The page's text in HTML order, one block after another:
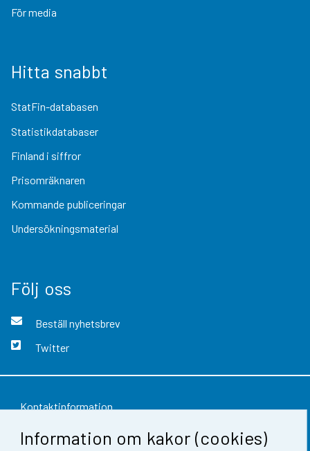
Information om kakor (cookies)
För media
Hitta snabbt
StatFin-databasen
Statistikdatabaser
Finland i siffror
Prisomräknaren
Kommande publiceringar
Undersökningsmaterial
Följ oss
Beställ nyhetsbrev
Twitter
Kontaktinformation
Respons